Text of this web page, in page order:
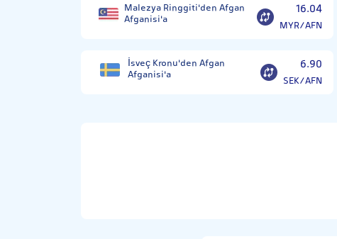
Malezya Ringgiti'den Afgan
Afganisi'a
16.04
MYR/AFN
İsveç Kronu'den Afgan
Afganisi'a
6.90
SEK/AFN